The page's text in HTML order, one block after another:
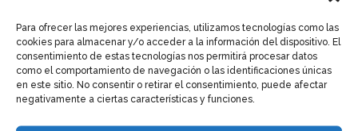
Para ofrecer las mejores experiencias, utilizamos tecnologías como las
cookies para almacenar y/o acceder a la información del dispositivo. El
consentimiento de estas tecnologías nos permitirá procesar datos
como el comportamiento de navegación o las identificaciones únicas
en este sitio. No consentir o retirar el consentimiento, puede afectar
negativamente a ciertas características y funciones.
noche de música, teatro, oración y muchas
sorpresas
Saucelle estrena su Auditorio Municipal
«Laureano Bordallo»